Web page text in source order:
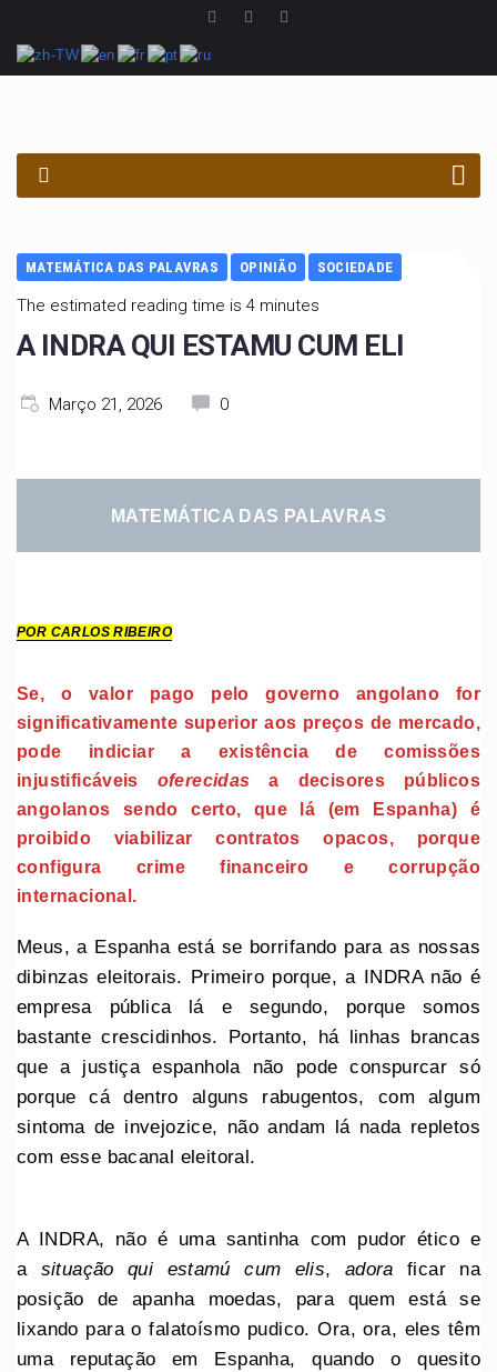
MATEMÁTICA DAS PALAVRAS OPINIÃO SOCIEDADE
The estimated reading time is 4 minutes
A INDRA QUI ESTAMU CUM ELI
Março 21, 2026 0
MATEMÁTICA DAS PALAVRAS
POR CARLOS RIBEIRO
Se, o valor pago pelo governo angolano for
significativamente superior aos preços de mercado,
pode indiciar a existência de comissões
injustificáveis oferecidas a decisores públicos
angolanos sendo certo, que lá (em Espanha) é
proibido viabilizar contratos opacos, porque
configura crime financeiro e corrupção
internacional.
Meus, a Espanha está se borrifando para as nossas
dibinzas eleitorais. Primeiro porque, a INDRA não é
empresa pública lá e segundo, porque somos
bastante crescidinhos. Portanto, há linhas brancas
que a justiça espanhola não pode conspurcar só
porque cá dentro alguns rabugentos, com algum
sintoma de invejozice, não andam lá nada repletos
com esse bacanal eleitoral.
A INDRA, não é uma santinha com pudor ético e
a situação qui estamú cum elis, adora ficar na
posição de apanha moedas, para quem está se
lixando para o falatoísmo pudico. Ora, ora, eles têm
uma reputação em Espanha, quando o quesito
PROCURAR